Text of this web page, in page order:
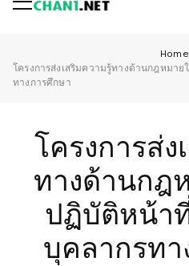
Home
โครงการส่งเสริมความรู้ทางด้านกฎหมา
ทางการศึกษา
โครงการส่
ทางด้านกฎ
ปฏิบัติหน้า
บุคลากรท